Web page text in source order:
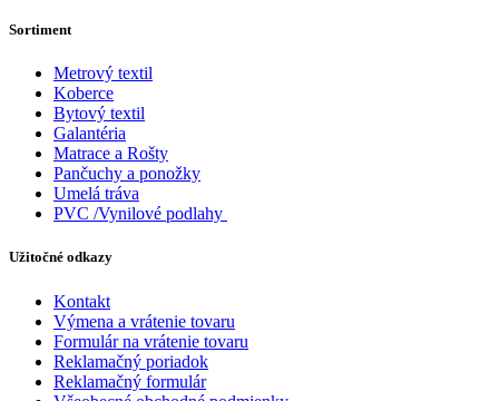
Sortiment
Metrový textil
Koberce
Bytový textil
Galantéria
Matrace a Rošty
Pančuchy a ponožky
Umelá tráva
PVC /Vynilové podlahy
Užitočné odkazy
Kontakt
Výmena a vrátenie tovaru
Formulár na vrátenie tovaru
Reklamačný poriadok
Reklamačný formulár